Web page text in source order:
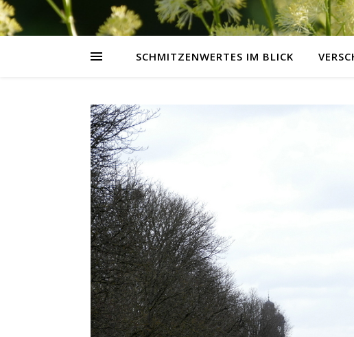
SCHMITZENWERTES IM BLICK